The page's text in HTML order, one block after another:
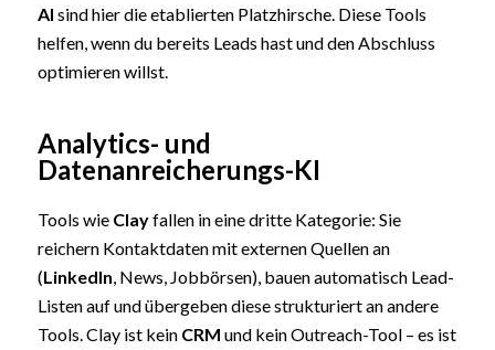
AI sind hier die etablierten Platzhirsche. Diese Tools
helfen, wenn du bereits Leads hast und den Abschluss
optimieren willst.
Analytics- und
Datenanreicherungs-KI
Tools wie Clayfallen in eine dritte Kategorie: Sie
reichern Kontaktdaten mit externen Quellen an
(LinkedIn, News, Jobbörsen), bauen automatisch Lead-
Listen auf und übergeben diese strukturiert an andere
Tools. Clay ist kein CRM und kein Outreach-Tool – es ist